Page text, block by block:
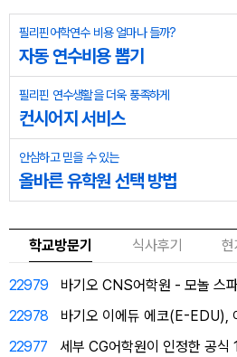
필리핀어학연수 비용 얼마나 들까?
자동 연수비용 뽑기
필리핀 연수생활을 더욱 풍족하게
컨시어지 서비스
안심하고 믿을 수 있는
올바른 유학원 선택 방법
학교방문기 식사후기
22979
바기오 CNS어학원 - 모놀 스
22978
바기오 이에듀 에코(E-EDU),
22977
세부 CG어학원이 인정한 공식